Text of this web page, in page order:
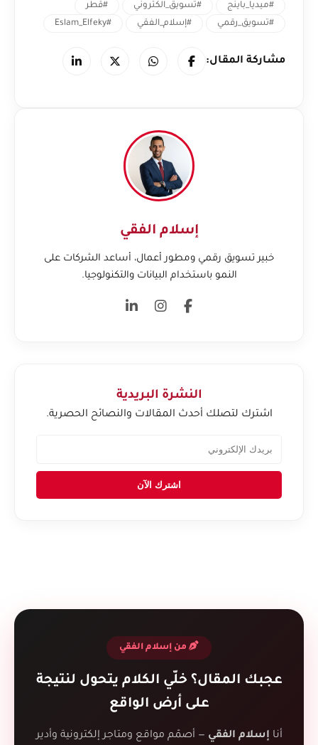
#ميديا_باينج #تسويق_الكتروني
#قطر
#تسويق_رقمي
#إسلام_الفقي #Eslam_Elfeky
مشاركة المقال:
إسلام الفقي
خبير تسويق رقمي ومطور أعمال، أساعد الشركات على
النمو باستخدام البيانات والتكنولوجيا.
النشرة البريدية
اشترك لتصلك أحدث المقالات والنصائح الحصرية.
اشترك الآن
من إسلام الفقي
عجبك المقال؟ خلّي الكلام يتحول لنتيجة
على أرض الواقع
أنا إسلام الفقي — أصمّم مواقع ومتاجر إلكترونية وأدير